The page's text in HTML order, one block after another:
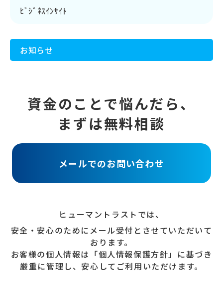
ﾋﾞｼﾞﾈｽｲﾝｻｲﾄ
お知らせ
資金のことで悩んだら、
まずは無料相談
メールでのお問い合わせ
ヒューマントラストでは、
安全・安心のためにメール受付とさせていただいて
おります。
お客様の個人情報は「個人情報保護方針」に基づき
厳重に管理し、安心してご利用いただけます。